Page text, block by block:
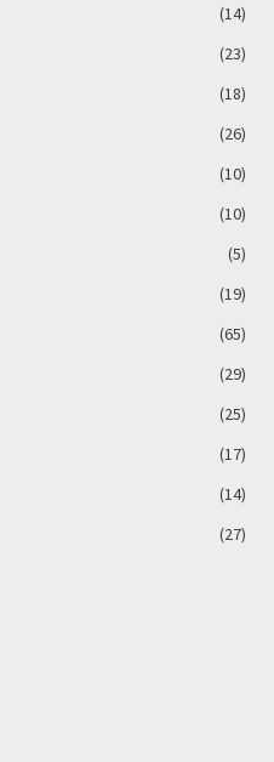
(14)
(23)
(18)
(26)
(10)
(10)
(5)
(19)
(65)
(29)
(25)
(17)
(14)
(27)